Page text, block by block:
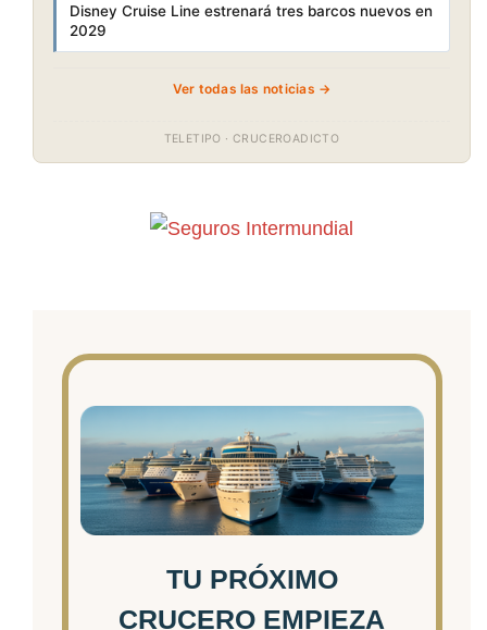
Disney Cruise Line estrenará tres barcos nuevos en
2029
Ver todas las noticias →
TELETIPO · CRUCEROADICTO